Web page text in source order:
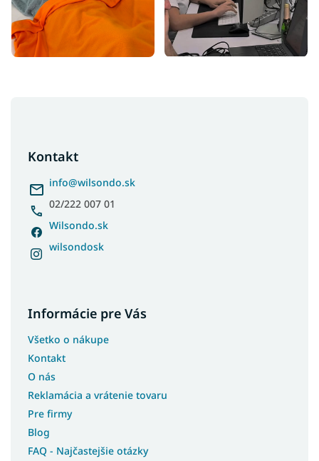
Kolekcia HELION
Kolekcia ALBION
Kolekcia LIMU
Kolekcia TIRAMISU
Kolekcia DUNEA
Kolekcia CARMEN
Kontakt
info@wilsondo.sk
02/222 007 01
Wilsondo.sk
wilsondosk
Informácie pre Vás
Všetko o nákupe
Kontakt
O nás
Reklamácia a vrátenie tovaru
Pre firmy
Blog
FAQ - Najčastejšie otázky